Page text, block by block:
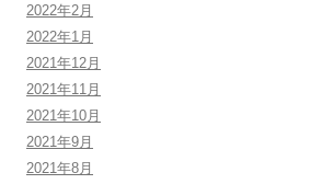
2022年2月
2022年1月
2021年12月
2021年11月
2021年10月
2021年9月
2021年8月